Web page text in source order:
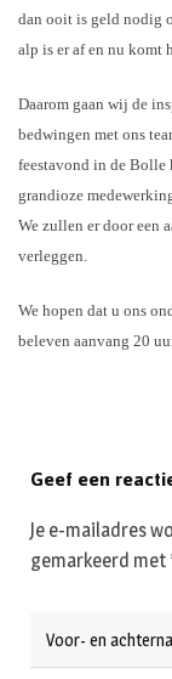
dan ooit is geld nodig
alp is er af en nu komt
Daarom gaan wij de
bedwingen met ons
feestavond in de
grandioze
We zullen er door een
verleggen.
We hopen dat u ons
beleven aanvang 20
Geef een
Je e-mailadres
gemarkeerd met